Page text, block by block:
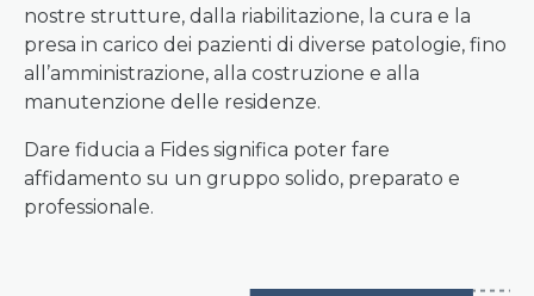
nostre strutture, dalla riabilitazione, la cura e la
presa in carico dei pazienti di diverse patologie, fino
all’amministrazione, alla costruzione e alla
manutenzione delle residenze.
Dare fiducia a Fides significa poter fare
affidamento su un gruppo solido, preparato e
professionale.